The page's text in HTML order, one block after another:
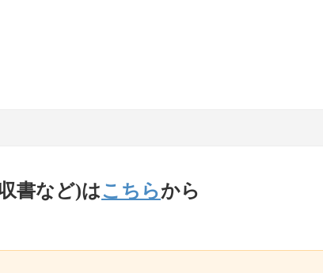
書など)はこちらから